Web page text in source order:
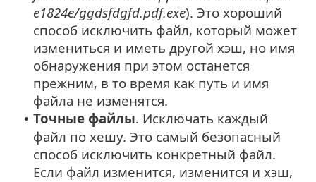
e1824e/ggdsfdgfd.pdf.exe). Это хороший
способ исключить файл, который может
измениться и иметь другой хэш, но имя
обнаружения при этом останется
прежним, в то время как путь и имя
файла не изменятся.
• Точные файлы. Исключать каждый
файл по хешу. Это самый безопасный
способ исключить конкретный файл.
Если файл изменится, изменится и хэш,